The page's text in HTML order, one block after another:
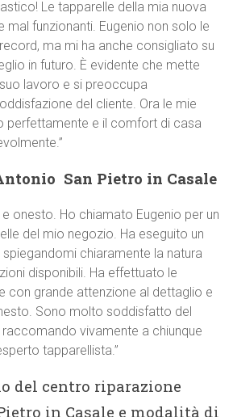
Le tapparelle della mia nuova
mal funzionanti. Eugenio non solo le
ma mi ha anche consigliato su
in futuro. È evidente che mette
lavoro e si preoccupa
del cliente. Ora le mie
perfettamente e il comfort di casa
 San Pietro in Casale
onesto. Ho chiamato Eugenio per un
del mio negozio. Ha eseguito un
chiaramente la natura
disponibili. Ha effettuato le
con grande attenzione al dettaglio e
Sono molto soddisfatto del
vivamente a chiunque
tapparellista.”
del centro riparazione
in Casale e modalità di